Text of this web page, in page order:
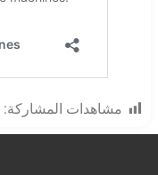
مشاهدات المشاركة: